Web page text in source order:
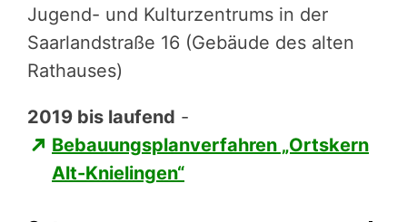
Jugend- und Kulturzentrums in der
Saarlandstraße 16 (Gebäude des alten
Rathauses)
2019 bis laufend -
Bebauungsplanverfahren „Ortskern
Alt-Knielingen“